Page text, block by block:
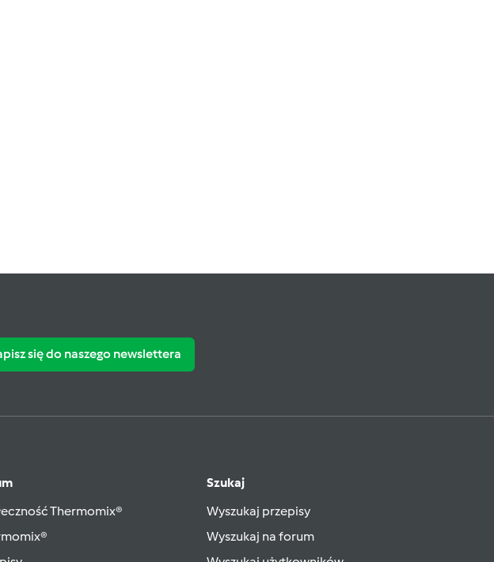
się do naszego newslettera
Thermomix®
Szukaj
Wyszukaj przepisy
Wyszukaj na forum